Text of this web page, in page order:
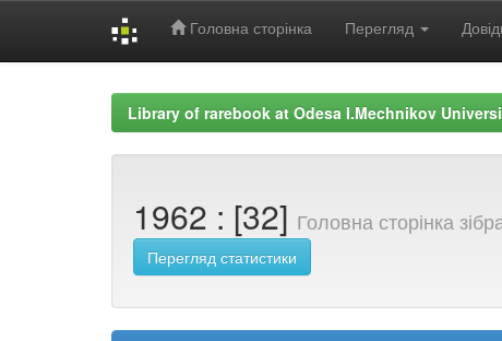
Головна сторінка Перегляд
Library of rarebook at Odesa I.Mechnikov
1962 : [32] Головна сторінка
Перегляд статистики